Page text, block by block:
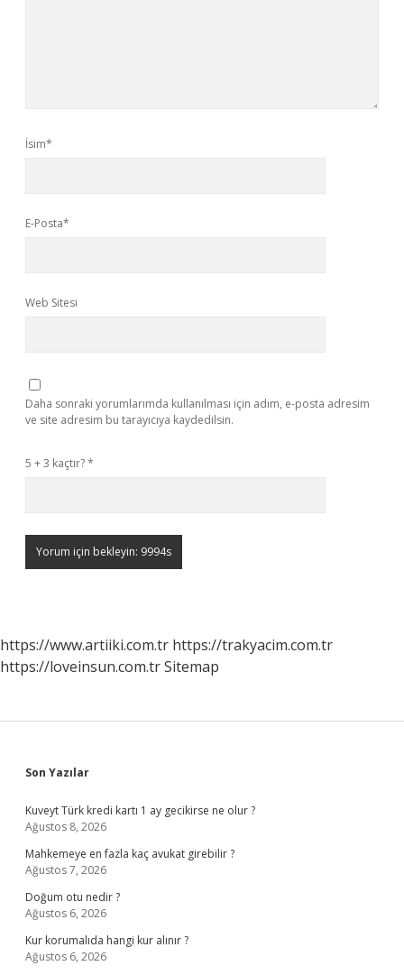
İsim*
E-Posta*
Web Sitesi
Daha sonraki yorumlarımda kullanılması için adım, e-posta adresim
ve site adresim bu tarayıcıya kaydedilsin.
5 + 3 kaçtır?*
https://www.artiiki.com.tr https://trakyacim.com.tr
https://loveinsun.com.trSitemap
Sidebar
Son Yazılar
Kuveyt Türk kredi kartı 1 ay gecikirse ne olur ?
Ağustos 8, 2026
Mahkemeye en fazla kaç avukat girebilir ?
Ağustos 7, 2026
Doğum otu nedir ?
Ağustos 6, 2026
Kur korumalıda hangi kur alınır ?
Ağustos 6, 2026